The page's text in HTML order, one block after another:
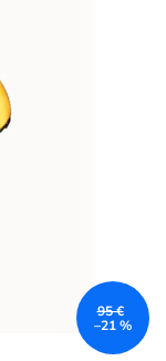
95 €
–21 %